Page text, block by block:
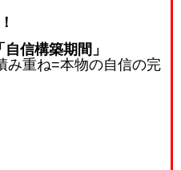
信構築期間」
み重ね=本物の自信の完